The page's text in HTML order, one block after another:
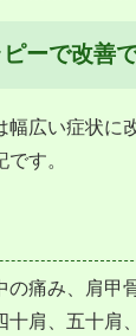
ーで改善
幅広い症状に
す。
の痛み、肩甲
十肩、五十肩